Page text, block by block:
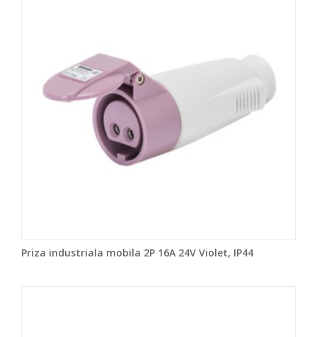
Priza industriala mobila 2P 16A 24V Violet, IP44